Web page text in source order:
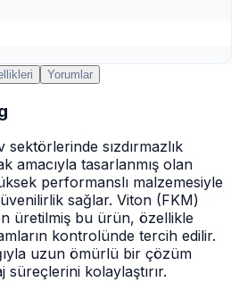
Yorumlar
sızdırmazlık
amacıyla tasarlanmış olan
performanslı malzemesiyle
sağlar. Viton (FKM)
üretilmiş bu ürün, özellikle
kontrolünde tercih edilir.
uzun ömürlü bir çözüm
süreçlerini kolaylaştırır.